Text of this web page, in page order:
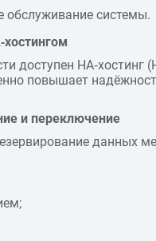
обслуживание системы.
доступен HA‑хостинг
повышает
и переключение
данных